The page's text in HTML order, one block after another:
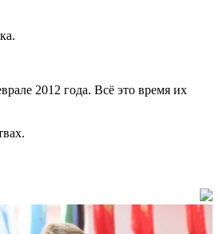
2012 года. Всё это время их